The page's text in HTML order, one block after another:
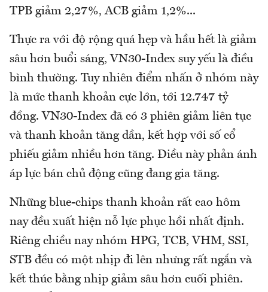
TPB giảm 2,27%, ACB giảm 1,2%...
Thực ra với độ rộng quá hẹp và hầu hết là giảm
sâu hơn buổi sáng, VN30-Index suy yếu là điều
bình thường. Tuy nhiên điểm nhấn ở nhóm này
là mức thanh khoản cực lớn, tới 12.747 tỷ
đồng. VN30-Index đã có 3 phiên giảm liên tục
và thanh khoản tăng dần, kết hợp với số cổ
phiếu giảm nhiều hơn tăng. Điều này phản ánh
áp lực bán chủ động cũng đang gia tăng.
Những blue-chips thanh khoản rất cao hôm
nay đều xuất hiện nỗ lực phục hồi nhất định.
Riêng chiều nay nhóm HPG, TCB, VHM, SSI,
STB đều có một nhịp đi lên nhưng rất ngắn và
kết thúc bằng nhịp giảm sâu hơn cuối phiên.